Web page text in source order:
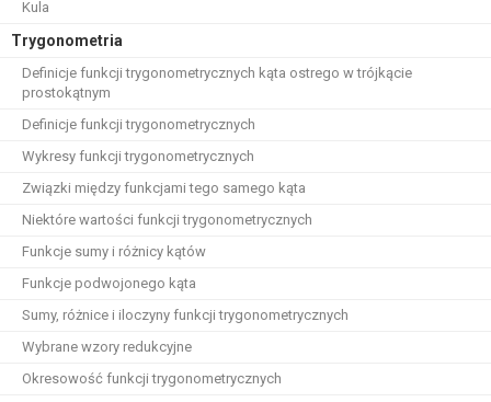
Kula
Trygonometria
Definicje funkcji trygonometrycznych kąta ostrego w trójkącie
prostokątnym
Definicje funkcji trygonometrycznych
Wykresy funkcji trygonometrycznych
Związki między funkcjami tego samego kąta
Niektóre wartości funkcji trygonometrycznych
Funkcje sumy i różnicy kątów
Funkcje podwojonego kąta
Sumy, różnice i iloczyny funkcji trygonometrycznych
Wybrane wzory redukcyjne
Okresowość funkcji trygonometrycznych